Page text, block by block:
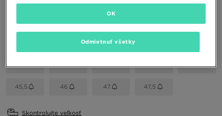
40,5
45,5 46 47 47,5
Skontrolujte veľkosť
Odmietnuť všetky
OK